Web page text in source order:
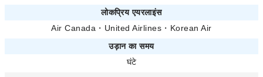
लोकप्रिय एयरलाइंस
Air Canada ・ United Airlines ・ Korean Air
उड़ान का समय
घंटे